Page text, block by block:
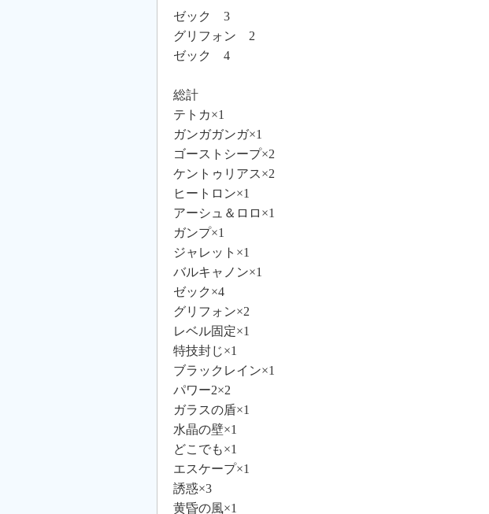
ゼック 3
グリフォン 2
ゼック 4
総計
テトカ×1
ガンガガンガ×1
ゴーストシープ×2
ケントゥリアス×2
ヒートロン×1
アーシュ＆ロロ×1
ガンプ×1
ジャレット×1
バルキャノン×1
ゼック×4
グリフォン×2
レベル固定×1
特技封じ×1
ブラックレイン×1
パワー2×2
ガラスの盾×1
水晶の壁×1
どこでも×1
エスケープ×1
誘惑×3
黄昏の風×1